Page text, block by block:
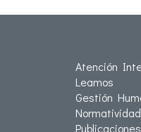
Atención
Leamos
Gestión
Publicaciones